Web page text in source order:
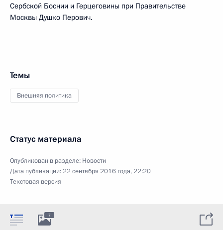
Сербской Боснии и Герцеговины при Правительстве
Москвы Душко Перович.
Темы
Внешняя политика
Статус материала
Опубликован в разделе: Новости
Дата публикации:22 сентября 2016 года, 22:20
Текстовая версия
7